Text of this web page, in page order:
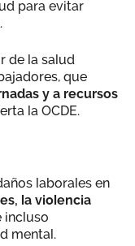
para evitar
de la salud
que
y a recursos
la OCDE.
laborales en
la violencia
incluso
mental.